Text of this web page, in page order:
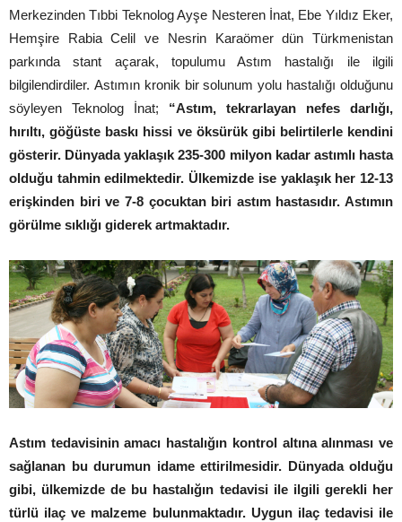
Merkezinden Tıbbi Teknolog Ayşe Nesteren İnat, Ebe Yıldız Eker,
Hemşire Rabia Celil ve Nesrin Karaömer dün Türkmenistan
parkında stant açarak, topulumu Astım hastalığı ile ilgili
bilgilendirdiler. Astımın kronik bir solunum yolu hastalığı olduğunu
söyleyen Teknolog İnat; “Astım, tekrarlayan nefes darlığı,
hırıltı, göğüste baskı hissi ve öksürük gibi belirtilerle kendini
gösterir. Dünyada yaklaşık 235-300 milyon kadar astımlı hasta
olduğu tahmin edilmektedir. Ülkemizde ise yaklaşık her 12-13
erişkinden biri ve 7-8 çocuktan biri astım hastasıdır. Astımın
görülme sıklığı giderek artmaktadır.
Astım tedavisinin amacı hastalığın kontrol altına alınması ve
sağlanan bu durumun idame ettirilmesidir. Dünyada olduğu
gibi, ülkemizde de bu hastalığın tedavisi ile ilgili gerekli her
türlü ilaç ve malzeme bulunmaktadır. Uygun ilaç tedavisi ile